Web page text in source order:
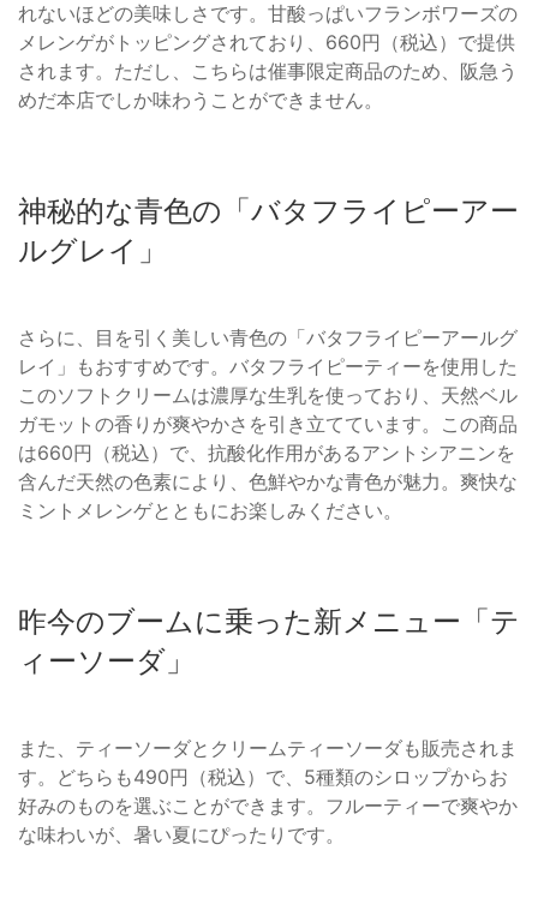
れないほどの美味しさです。甘酸っぱいフランボワーズの
メレンゲがトッピングされており、660円（税込）で提供
されます。ただし、こちらは催事限定商品のため、阪急う
めだ本店でしか味わうことができません。
神秘的な青色の「バタフライピーアー
ルグレイ」
さらに、目を引く美しい青色の「バタフライピーアールグ
レイ」もおすすめです。バタフライピーティーを使用した
このソフトクリームは濃厚な生乳を使っており、天然ベル
ガモットの香りが爽やかさを引き立てています。この商品
は660円（税込）で、抗酸化作用があるアントシアニンを
含んだ天然の色素により、色鮮やかな青色が魅力。爽快な
ミントメレンゲとともにお楽しみください。
昨今のブームに乗った新メニュー「テ
ィーソーダ」
また、ティーソーダとクリームティーソーダも販売されま
す。どちらも490円（税込）で、5種類のシロップからお
好みのものを選ぶことができます。フルーティーで爽やか
な味わいが、暑い夏にぴったりです。